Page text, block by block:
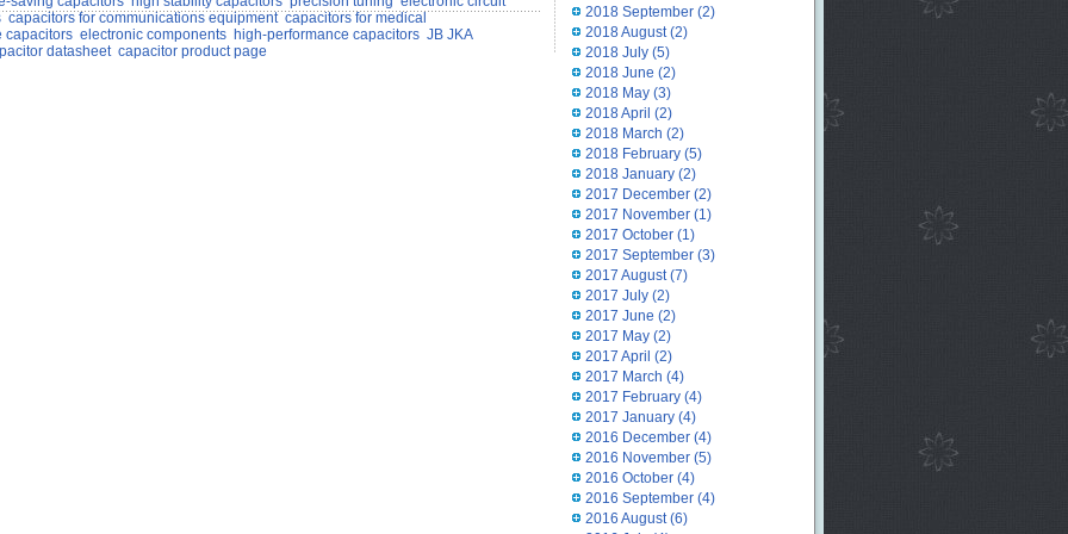
capacitors for communications equipment capacitors for medical
capacitors electronic components high-performance capacitors JB JKA
datasheet capacitor product page
2018 September(2)
2018 August(2)
2018 July(5)
2018 June (2)
2018 May(3)
2018 April (2)
2018 March (2)
2018 February(5)
2018 January(2)
2017 December(2)
2017 November(1)
2017 October(1)
2017 September(3)
2017 August(7)
2017 July(2)
2017 June (2)
2017 May(2)
2017 April (2)
2017 March (4)
2017 February(4)
2017 January(4)
2016 December(4)
2016 November(5)
2016 October(4)
2016 September(4)
2016 August(6)